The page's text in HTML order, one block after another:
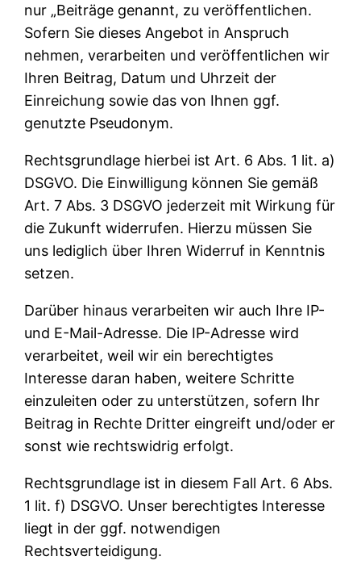
nur „Beiträge genannt, zu veröffentlichen.
Sofern Sie dieses Angebot in Anspruch
nehmen, verarbeiten und veröffentlichen wir
Ihren Beitrag, Datum und Uhrzeit der
Einreichung sowie das von Ihnen ggf.
genutzte Pseudonym.
Rechtsgrundlage hierbei ist Art. 6 Abs. 1 lit. a)
DSGVO. Die Einwilligung können Sie gemäß
Art. 7 Abs. 3 DSGVO jederzeit mit Wirkung für
die Zukunft widerrufen. Hierzu müssen Sie
uns lediglich über Ihren Widerruf in Kenntnis
setzen.
Darüber hinaus verarbeiten wir auch Ihre IP-
und E-Mail-Adresse. Die IP-Adresse wird
verarbeitet, weil wir ein berechtigtes
Interesse daran haben, weitere Schritte
einzuleiten oder zu unterstützen, sofern Ihr
Beitrag in Rechte Dritter eingreift und/oder er
sonst wie rechtswidrig erfolgt.
Rechtsgrundlage ist in diesem Fall Art. 6 Abs.
1 lit. f) DSGVO. Unser berechtigtes Interesse
liegt in der ggf. notwendigen
Rechtsverteidigung.